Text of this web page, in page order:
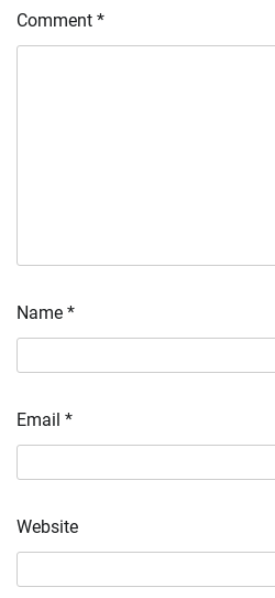
Comment *
Name *
Email *
Website